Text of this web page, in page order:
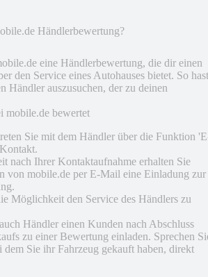
Händlerbewertung?
eine Händlerbewertung, die dir einen
den Service eines Autohauses bietet. So hast
Händler auszusuchen, der zu deinen
mobile.de bewertet
Sie mit dem Händler über die Funktion
nach Ihrer Kontaktaufnahme erhalten Sie
von mobile.de per E-Mail eine Einladung zur
Möglichkeit den Service des Händlers zu
Händler einen Kunden nach Abschluss
zu einer Bewertung einladen. Sprechen
dem Sie ihr Fahrzeug gekauft haben, direkt